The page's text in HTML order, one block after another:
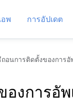
พ การอัปเดต
อนการติดตั้งของการอั
งการอัพ